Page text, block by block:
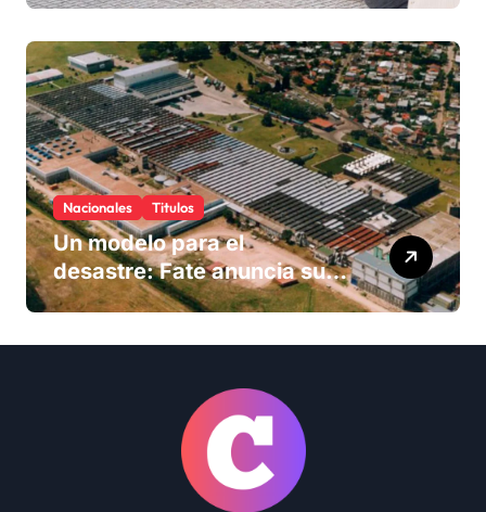
Nacionales Titulos
Un modelo para el
desastre: Fate anuncia su
cierre definitivo y despide a